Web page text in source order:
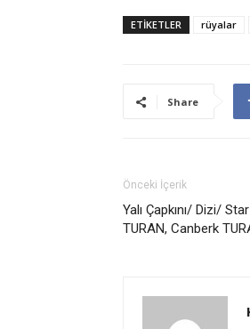
ETİKETLER rüyalar
Share
Önceki İçerik
Yalı Çapkını/ Dizi/
TURAN, Canberk